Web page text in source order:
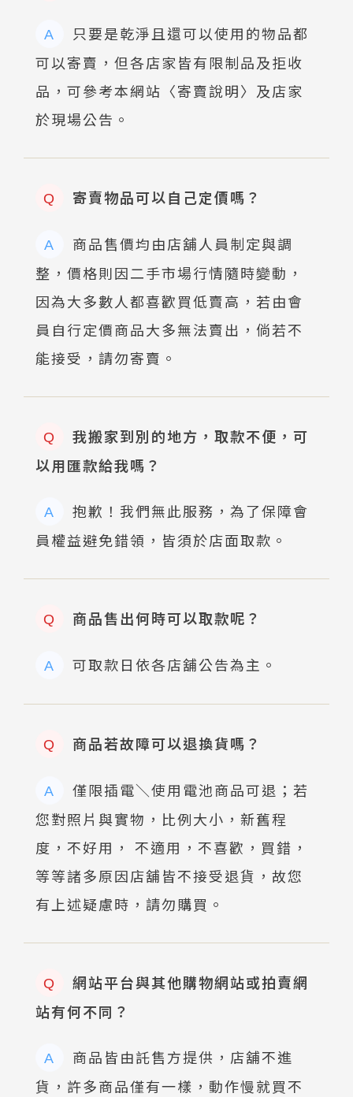
A
只要是乾淨且還可以使用的物品都
可以寄賣，但各店家皆有限制品及拒收
品，可參考本網站〈寄賣說明〉及店家
於現場公告。
Q 寄賣物品可以自己定價嗎？
A
商品售價均由店舖人員制定與調
整，價格則因二手市場行情隨時變動，
因為大多數人都喜歡買低賣高，若由會
員自行定價商品大多無法賣出，倘若不
能接受，請勿寄賣。
Q
我搬家到別的地方，取款不便，可
以用匯款給我嗎？
A
抱歉！我們無此服務，為了保障會
員權益避免錯領，皆須於店面取款。
Q 商品售出何時可以取款呢？
A 可取款日依各店舖公告為主。
Q 商品若故障可以退換貨嗎？
A
僅限插電＼使用電池商品可退；若
您對照片與實物，比例大小，新舊程
度，不好用， 不適用，不喜歡，買錯，
等等諸多原因店舖皆不接受退貨，故您
有上述疑慮時，請勿購買。
Q
網站平台與其他購物網站或拍賣網
站有何不同？
A
商品皆由託售方提供，店舖不進
貨，許多商品僅有一樣，動作慢就買不